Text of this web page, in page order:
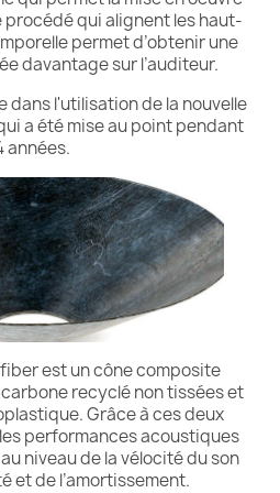
procédé qui alignent les haut-
permet d’obtenir une
davantage sur l’auditeur.
dans l'utilisation de la nouvelle
a été mise au point pendant
années.
est un cône composite
recyclé non tissées et
Grâce à ces deux
performances acoustiques
niveau de la vélocité du son
et de l’amortissement.